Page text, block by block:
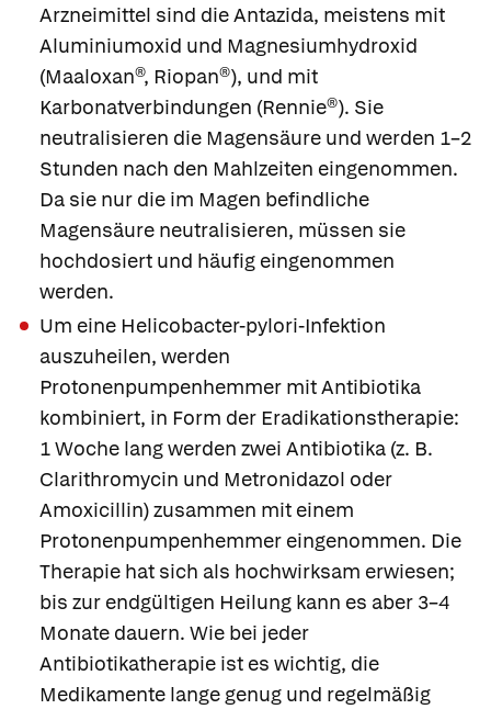
Arzneimittel sind dieAntazida, meistens mit
Aluminiumoxid und Magnesiumhydroxid
(Maaloxan®, Riopan®), und mit
Karbonatverbindungen (Rennie®). Sie
neutralisieren die Magensäure und werden 1–2
Stunden nach den Mahlzeiten eingenommen.
Da sie nur die im Magen befindliche
Magensäure neutralisieren, müssen sie
hochdosiert und häufig eingenommen
werden.
Um eine Helicobacter-pylori-Infektion
auszuheilen, werden
Protonenpumpenhemmer mit Antibiotika
kombiniert, in Form der Eradikationstherapie:
1 Woche lang werden zwei Antibiotika (z. B.
Clarithromycin und Metronidazol oder
Amoxicillin) zusammen mit einem
Protonenpumpenhemmer eingenommen. Die
Therapie hat sich als hochwirksam erwiesen;
bis zur endgültigen Heilung kann es aber 3–4
Monate dauern. Wie bei jeder
Antibiotikatherapie ist es wichtig, die
Medikamente lange genug und regelmäßig